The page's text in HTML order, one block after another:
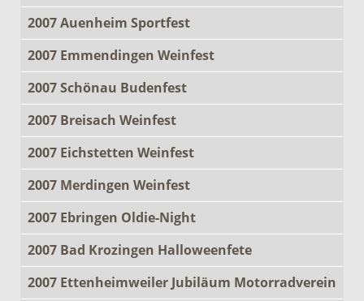
2007 Auenheim Sportfest
2007 Emmendingen Weinfest
2007 Schönau Budenfest
2007 Breisach Weinfest
2007 Eichstetten Weinfest
2007 Merdingen Weinfest
2007 Ebringen Oldie-Night
2007 Bad Krozingen Halloweenfete
2007 Ettenheimweiler Jubiläum Motorradverein